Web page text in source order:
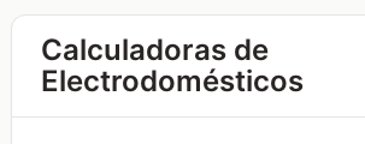
Calculadoras de
Electrodomésticos